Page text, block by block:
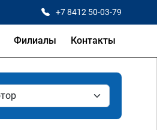
+7 8412 50-03-79
Филиалы Контакты